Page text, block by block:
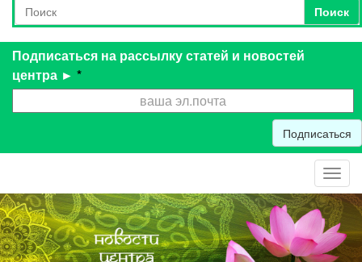
Форма поиска
Поиск
Поиск
Подписаться на рассылку статей и новостей
центра ► *
Подписаться